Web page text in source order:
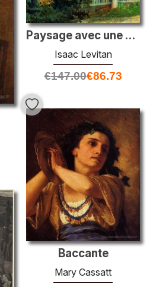
Paysage avec une clôture
Isaac Levitan
€147.00€86.73
Baccante
Mary Cassatt